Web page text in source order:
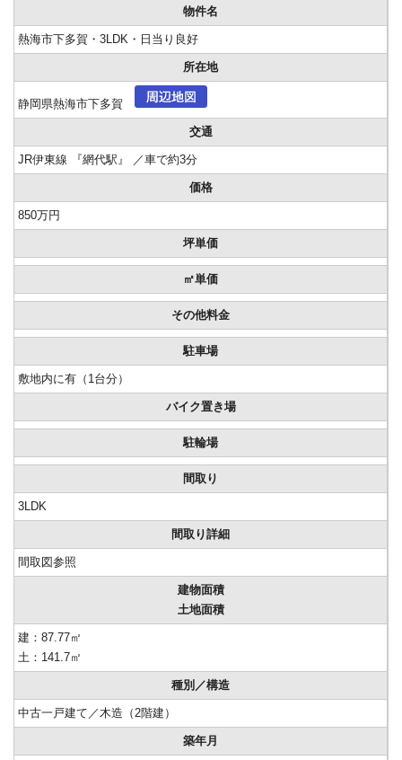
物件名
熱海市下多賀・3LDK・日当り良好
所在地
静岡県熱海市下多賀
交通
JR伊東線 『網代駅』 ／車で約3分
価格
850万円
坪単価
㎡単価
その他料金
駐車場
敷地内に有（1台分）
バイク置き場
駐輪場
間取り
3LDK
間取り詳細
間取図参照
建物面積
土地面積
建：87.77㎡
土：141.7㎡
種別／構造
中古一戸建て／木造（2階建）
築年月